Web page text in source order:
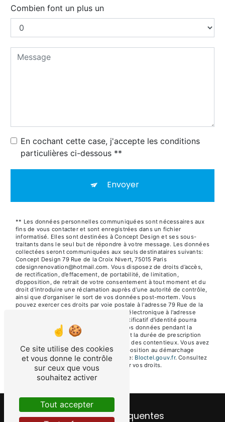
Combien font un plus un
En cochant cette case, j'accepte les conditions
particulières ci-dessous **
Envoyer
** Les données personnelles communiquées sont nécessaires aux
fins de vous contacter et sont enregistrées dans un fichier
informatisé. Elles sont destinées à Concept Design et ses sous-
traitants dans le seul but de répondre à votre message. Les données
collectées seront communiquées aux seuls destinataires suivants:
Concept Design 79 Rue de la Croix Nivert, 75015 Paris
cdesignrenovation@hotmail.com. Vous disposez de droits d’accès,
de rectification, d’effacement, de portabilité, de limitation,
d’opposition, de retrait de votre consentement à tout moment et du
droit d’introduire une réclamation auprès d’une autorité de contrôle,
ainsi que d’organiser le sort de vos données post-mortem. Vous
pouvez exercer ces droits par voie postale à l'adresse 79 Rue de la
Croix Nivert, 75015 Paris ou par courrier électronique à l'adresse
cdesignrenovation@hotmail.com. Un justificatif d'identité pourra
vous être demandé. Nous conservons vos données pendant la
période de prise de contact puis pendant la durée de prescription
légale aux fins probatoires et de gestion des contentieux. Vous avez
le droit de vous inscrire sur la liste d'opposition au démarchage
téléphonique, disponible à cette adresse: Bloctel.gouv.fr. Consultez
le site cnil.fr pour plus d’informations sur vos droits.
Recherches fréquentes
Ce site utilise des cookies
et vous donne le contrôle
sur ceux que vous
souhaitez activer
Tout accepter